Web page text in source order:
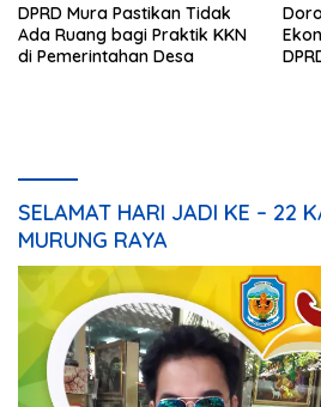
DPRD Mura Pastikan Tidak
Ada Ruang bagi Praktik KKN
di Pemerintahan Desa
SELAMAT HARI JADI KE – 22
MURUNG RAYA